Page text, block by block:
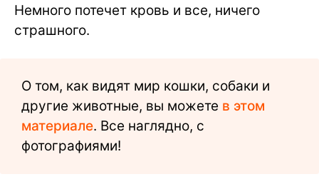
Немного потечет кровь и все, ничего
страшного.
О том, как видят мир кошки, собаки и
другие животные, вы можете в этом
материале. Все наглядно, с
фотографиями!